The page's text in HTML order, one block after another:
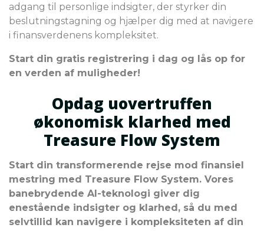
adgang til personlige indsigter, der styrker din
beslutningstagning og hjælper dig med at navigere
i finansverdenens kompleksitet.
Start din gratis registrering i dag og lås op for
en verden af muligheder!
Opdag uovertruffen
økonomisk klarhed med
Treasure Flow System
Start din transformerende rejse mod finansiel
mestring med Treasure Flow System. Vores
banebrydende AI-teknologi giver dig
enestående indsigter og klarhed, så du med
selvtillid kan navigere i kompleksiteten af din